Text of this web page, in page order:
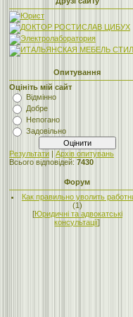
Опитування
Оцініть мій сайт
Відмінно
Добре
Непогано
Задовільно
Результати | Архів опитувань
Всього відповідей: 7430
Форум
Как правильно уволить
(1)
[Юридичні та адвокатські
консультації]